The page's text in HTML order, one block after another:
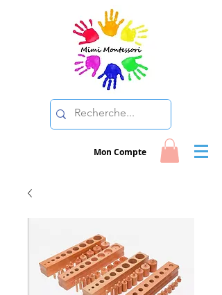
Mon Compte